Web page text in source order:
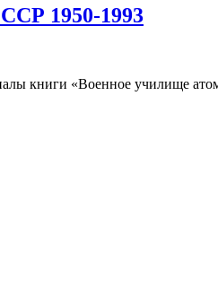
1950-1993
книги «Военное училище